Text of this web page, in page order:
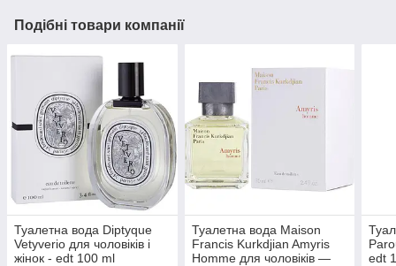
Подібні товари компанії
Туалетна вода Diptyque
Vetyverio для чоловіків і
жінок - edt 100 ml
Туалетна вода Maison
Francis Kurkdjian Amyris
Homme для чоловіків —
edt